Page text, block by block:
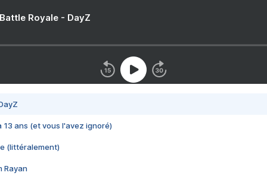
Royale - DayZ
13 ans (et vous l'avez ignoré)
(littéralement)
Rayan